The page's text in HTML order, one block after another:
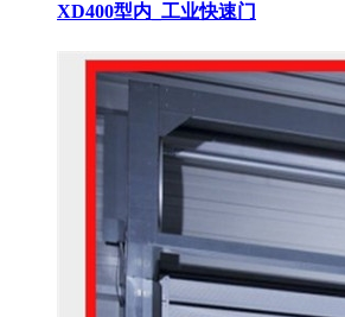
XD400型内_工业快速门